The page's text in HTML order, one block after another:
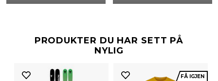
PRODUKTER DU HAR SETT PÅ
NYLIG
FÅ IGJEN